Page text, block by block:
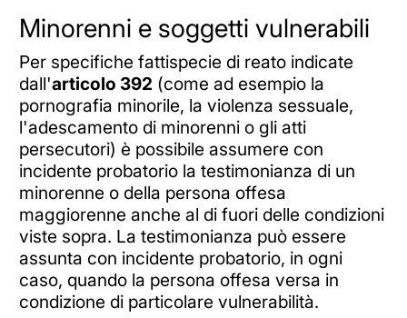
Minorenni e soggetti vulnerabili
Per specifiche fattispecie di reato indicate
dall'articolo 392 (come ad esempio la
pornografia minorile, la violenza sessuale,
l'adescamento di minorenni o gli atti
persecutori) è possibile assumere con
incidente probatorio la testimonianza di un
minorenne o della persona offesa
maggiorenne anche al di fuori delle condizioni
viste sopra. La testimonianza può essere
assunta con incidente probatorio, in ogni
caso, quando la persona offesa versa in
condizione di particolare vulnerabilità.